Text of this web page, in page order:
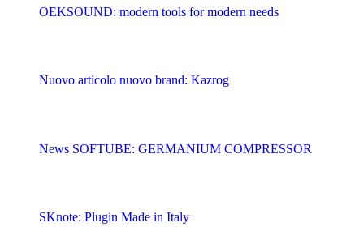
OEKSOUND: modern tools for modern needs
Nuovo articolo nuovo brand: Kazrog
News SOFTUBE: GERMANIUM COMPRESSOR
SKnote: Plugin Made in Italy